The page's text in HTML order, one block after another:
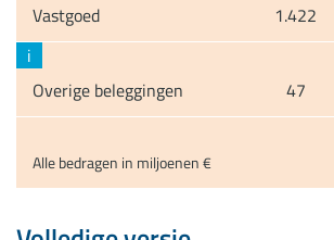
Vastgoed
1.422
Overige beleggingen
i
47
Alle bedragen in miljoenen €